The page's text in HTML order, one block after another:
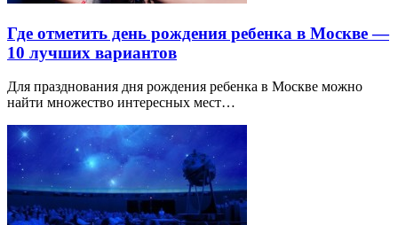
Где отметить день рождения ребенка в Москве —
10 лучших вариантов
Для празднования дня рождения ребенка в Москве можно
найти множество интересных мест…